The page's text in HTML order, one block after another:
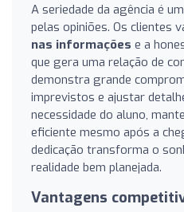
A seriedade da agência é
pelas opiniões. Os clientes
nas informações e a
que gera uma relação de
demonstra grande
imprevistos e ajustar
necessidade do aluno,
eficiente mesmo após a
dedicação transforma o
realidade bem planejada.
Vantagens